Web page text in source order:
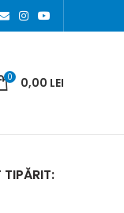
0 0,00 LEI
TIPĂRIT: